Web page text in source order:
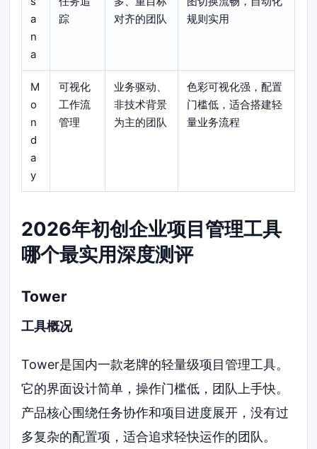
a
n
a
踪
对齐的团队
规则实用
M
o
n
d
a
y
可视化
工作流
管理
业务驱动、
非技术背景
为主的团队
色彩可视化强，配置
门槛低，适合搭建轻
量业务流程
2026年初创企业项目管理工具
哪个最实用深度测评
Tower
工具概况
Tower是国内一款老牌的轻量级项目管理工具。
它的界面设计简单，操作门槛低，团队上手快。
产品核心围绕任务协作和项目进度展开，没有过
多复杂的配置项，适合追求轻快运作的团队。